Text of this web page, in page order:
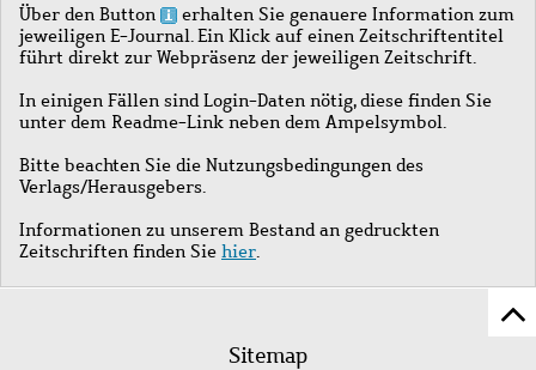
Über den Button
erhalten Sie genauere Information zum
jeweiligen E-Journal. Ein Klick auf einen Zeitschriftentitel
führt direkt zur Webpräsenz der jeweiligen Zeitschrift.
In einigen Fällen sind Login-Daten nötig, diese finden Sie
unter dem Readme-Link neben dem Ampelsymbol.
Bitte beachten Sie die Nutzungsbedingungen des
Verlags/Herausgebers.
Informationen zu unserem Bestand an gedruckten
Zeitschriften finden Sie hier.
Fußleistenmenü
Sitemap